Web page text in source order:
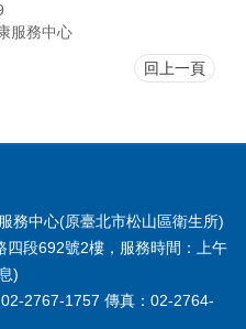
服務中心
回上一頁
務中心(原臺北市松山區衛生所)
段692號2樓，服務時間：上午
)
2767-1757 傳真：02-2764-